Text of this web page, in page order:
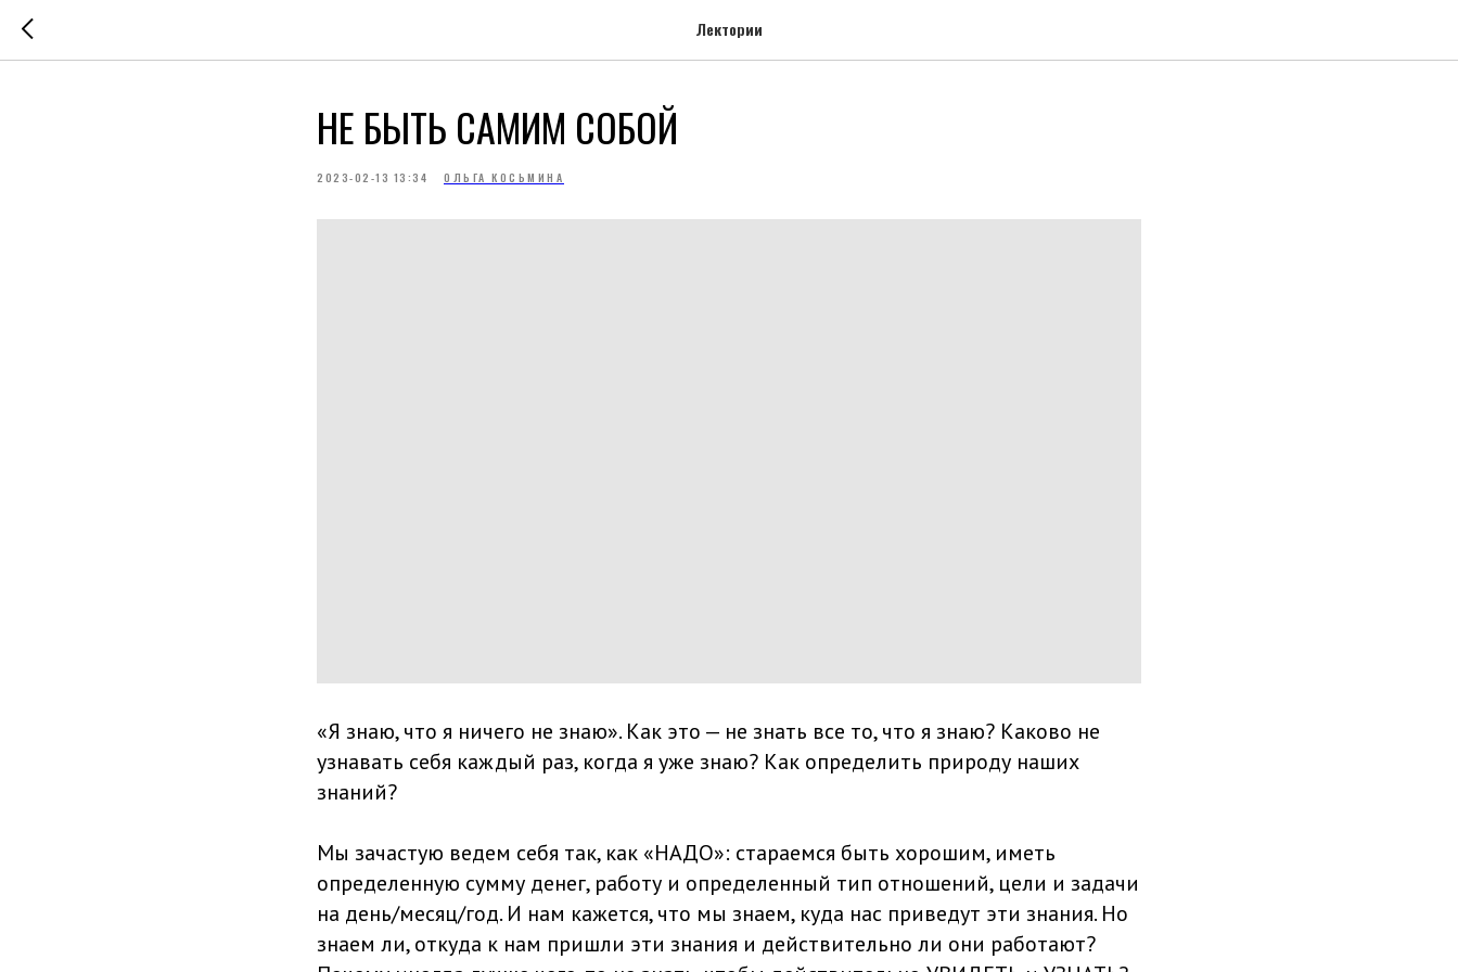
Лектории
НЕ БЫТЬ САМИМ СОБОЙ
2023-02-13 13:34 ОЛЬГА КОСЬМИНА
«Я знаю, что я ничего не знаю». Как это — не знать все то, что я знаю? Каково не
узнавать себя каждый раз, когда я уже знаю? Как определить природу наших
знаний?
Мы зачастую ведем себя так, как «НАДО»: стараемся быть хорошим, иметь
определенную сумму денег, работу и определенный тип отношений, цели и задачи
на день/месяц/год. И нам кажется, что мы знаем, куда нас приведут эти знания. Но
знаем ли, откуда к нам пришли эти знания и действительно ли они работают?